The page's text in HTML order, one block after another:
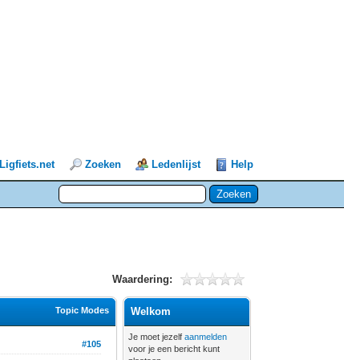
Ligfiets.net Zoeken Ledenlijst Help
Waardering:
Topic Modes
#105
Welkom
Je moet jezelfaanmelden
voor je een bericht kunt